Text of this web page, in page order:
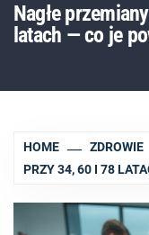
Nagłe
latach — co je
HOME ZDROWIE
PRZY 34, 60 I 78